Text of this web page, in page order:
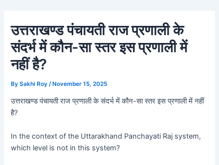
content
उत्तराखण्ड पंचायती राज प्रणाली के
संदर्भ में कौन-सा स्तर इस प्रणाली में
नहीं है?
BySakhi Roy /November 15, 2025
उत्तराखण्ड पंचायती राज प्रणाली के संदर्भ में कौन-सा स्तर इस प्रणाली में नहीं
है?
In the context of the Uttarakhand Panchayati Raj system,
which level is not in this system?